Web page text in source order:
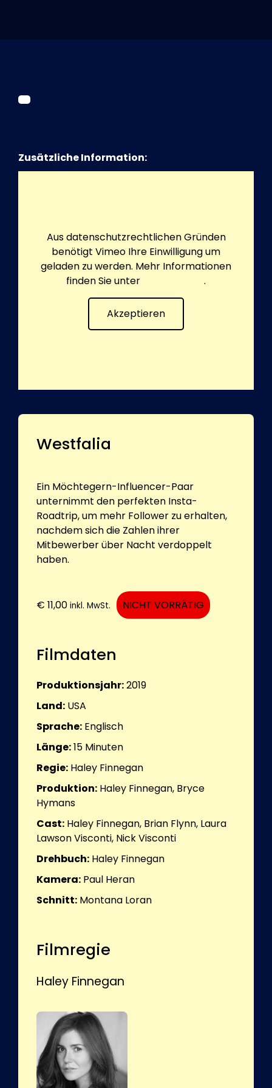
Kurier Romy 2026
Zusätzliche Information:
Aus datenschutzrechtlichen Gründen
benötigt Vimeo Ihre Einwilligung um
geladen zu werden. Mehr Informationen
finden Sie unter
.
Akzeptieren
Westfalia
Ein Möchtegern-Influencer-Paar
unternimmt den perfekten Insta-
Roadtrip, um mehr Follower zu erhalten,
nachdem sich die Zahlen ihrer
Mitbewerber über Nacht verdoppelt
haben.
€ 11,00 inkl. MwSt. NICHT VORRÄTIG
Filmdaten
Produktionsjahr:2019
Land: USA
Sprache: Englisch
Länge:15 Minuten
Regie: Haley Finnegan
Produktion: Haley Finnegan, Bryce
Hymans
Cast: Haley Finnegan, Brian Flynn, Laura
Lawson Visconti, Nick Visconti
Drehbuch: Haley Finnegan
Kamera: Paul Heran
Schnitt: Montana Loran
Filmregie
Haley Finnegan